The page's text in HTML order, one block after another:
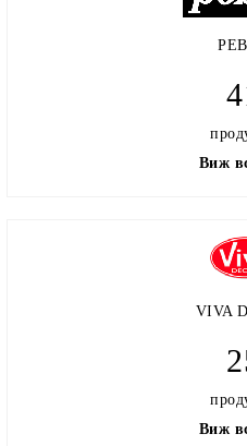
Виж
VIVA
Виж